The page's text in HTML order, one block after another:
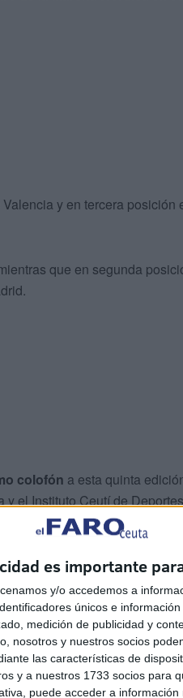
es importante
y/o accedemos a
únicos e
medición de publicidad y
nosotros y nuestros socios
las características de
y a nuestros 1733 socios para
puede acceder a
y en tercera posición
que en segunda
colofón a esta quinta
el Instituto Ceutí de
las selecciones que han